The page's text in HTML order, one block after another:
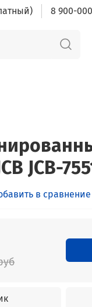
8 900-
JCB-
в сравнение